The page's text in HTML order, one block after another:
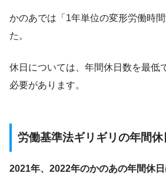
かのあでは「1年単位の変形労働時
た。
休日については、年間休日数を最低
必要があります。
労働基準法ギリギリの年間休
2021年、2022年のかのあの年間休日